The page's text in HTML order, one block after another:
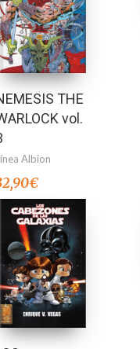
THE
vol.
Albion
€